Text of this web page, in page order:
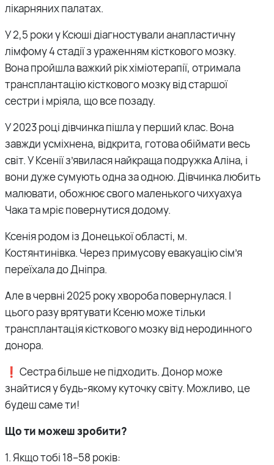
лікарняних палатах.
У 2,5 роки у Ксюші діагностували анапластичну
лімфому 4 стадії з ураженням кісткового мозку.
Вона пройшла важкий рік хіміотерапії, отримала
трансплантацію кісткового мозку від старшої
сестри і мріяла, що все позаду.
У 2023 році дівчинка пішла у перший клас. Вона
завжди усміхнена, відкрита, готова обіймати весь
світ. У Ксенії з’явилася найкраща подружка Аліна, і
вони дуже сумують одна за одною. Дівчинка любить
малювати, обожнює свого маленького чихуахуа
Чака та мріє повернутися додому.
Ксенія родом із Донецької області, м.
Костянтинівка. Через примусову евакуацію сім’я
переїхала до Дніпра.
Але в червні 2025 року хвороба повернулася. І
цього разу врятувати Ксеню може тільки
трансплантація кісткового мозку від неродинного
донора.
❗️ Сестра більше не підходить. Донор може
знайтися у будь-якому куточку світу. Можливо, це
будеш саме ти!
Що ти можеш зробити?
1. Якщо тобі 18–58 років: